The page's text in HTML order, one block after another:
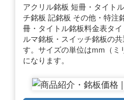
アクリル銘板 短冊・タイト
チ銘板 記銘板 その他・特注
冊・タイトル銘板料金表タ
ルマ銘板・スイッチ銘板の
す。サイズの単位はmm（ミ
になります。